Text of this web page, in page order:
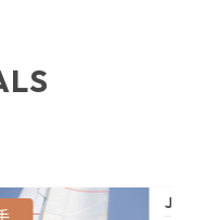
Boats J80